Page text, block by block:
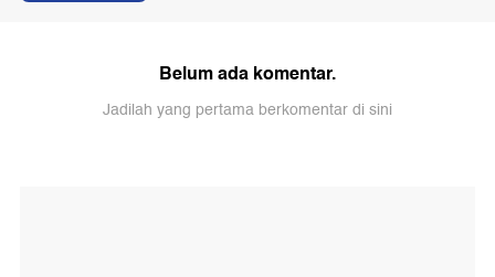
Belum ada komentar.
Jadilah yang pertama berkomentar di sini